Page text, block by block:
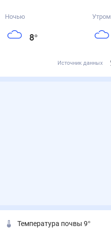
Ночью
8°
Утром
Источник данных
Температура почвы 9°